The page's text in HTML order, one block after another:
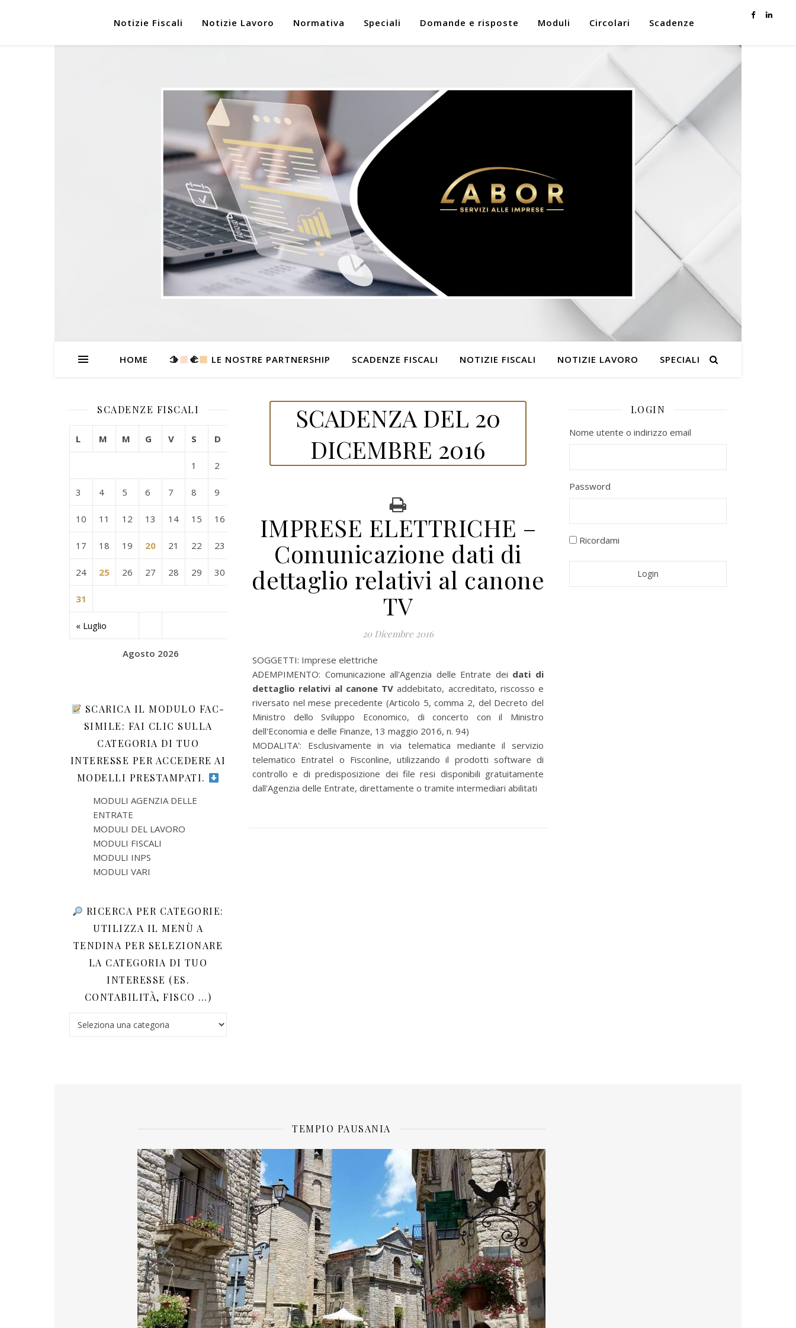
Notizie Fiscali Notizie Lavoro Normativa Speciali Domande e risposte Moduli Circolari Scadenze
HOME 🫱 ‍🫲 LE NOSTRE PARTNERSHIP SCADENZE FISCALI NOTIZIE FISCALI NOTIZIE LAVORO SPECIALI
SCADENZE FISCALI
Agosto 2026
L M M G V S D
« Luglio
1 2
3 4 5 6 7 8 9
10 11 12 13 14 15 16
17 18 19 20 21 22 23
24 25 26 27 28 29 30
31
SCARICA IL MODULO FAC-
SIMILE: FAI CLIC SULLA
CATEGORIA DI TUO
INTERESSE PER ACCEDERE AI
MODELLI PRESTAMPATI.
MODULI AGENZIA DELLE
ENTRATE
MODULI DEL LAVORO
MODULI FISCALI
MODULI INPS
MODULI VARI
RICERCA PER CATEGORIE:
UTILIZZA IL MENÙ A
TENDINA PER SELEZIONARE
LA CATEGORIA DI TUO
INTERESSE (ES.
CONTABILITÀ, FISCO …)
Ricerca per categorie: utilizza il menù a tendina per selezionare la categoria di tuo interesse (es. contabilità, Fisco …)
SCADENZA DEL 20
DICEMBRE 2016
IMPRESE ELETTRICHE –
Comunicazione dati di
dettaglio relativi al canone
TV
20 Dicembre 2016
SOGGETTI: Imprese elettriche
ADEMPIMENTO: Comunicazione all'Agenzia delle Entrate dei dati di
dettaglio relativi al canone TV addebitato, accreditato, riscosso e
riversato nel mese precedente (Articolo 5, comma 2, del Decreto del
Ministro dello Sviluppo Economico, di concerto con il Ministro
dell'Economia e delle Finanze, 13 maggio 2016, n. 94)
MODALITA': Esclusivamente in via telematica mediante il servizio
telematico Entratel o Fisconline, utilizzando il prodotti software di
controllo e di predisposizione dei file resi disponibili gratuitamente
dall'Agenzia delle Entrate, direttamente o tramite intermediari abilitati
LOGIN
Nome utente o indirizzo email
Password
Ricordami
TEMPIO PAUSANIA